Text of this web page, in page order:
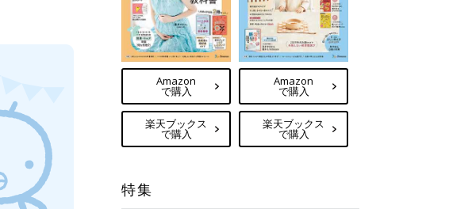
Amazon
で購入
楽天ブックス
で購入
Amazon
で購入
楽天ブックス
で購入
特集